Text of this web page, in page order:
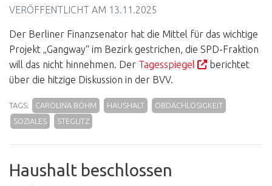
VERÖFFENTLICHT AM 13.11.2025
Der Berliner Finanzsenator hat die Mittel für das wichtige
Projekt „Gangway“ im Bezirk gestrichen, die SPD-Fraktion
will das nicht hinnehmen. Der Tagesspiegel
berichtet
über die hitzige Diskussion in der BVV.
TAGS: CAROLINA BÖHM HAUSHALT
OBDACHLOSIGKEIT
SOZIALES
STEGLITZ
Haushalt beschlossen